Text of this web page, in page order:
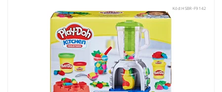
Kód:HSBR-F9142